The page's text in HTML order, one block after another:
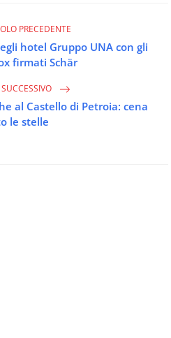
PRECEDENTE
hotel Gruppo UNA con gli
firmati Schär
al Castello di Petroia: cena
le stelle